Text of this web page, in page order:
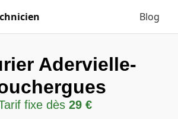
Blog
Adervielle-
fixe dès 29 €